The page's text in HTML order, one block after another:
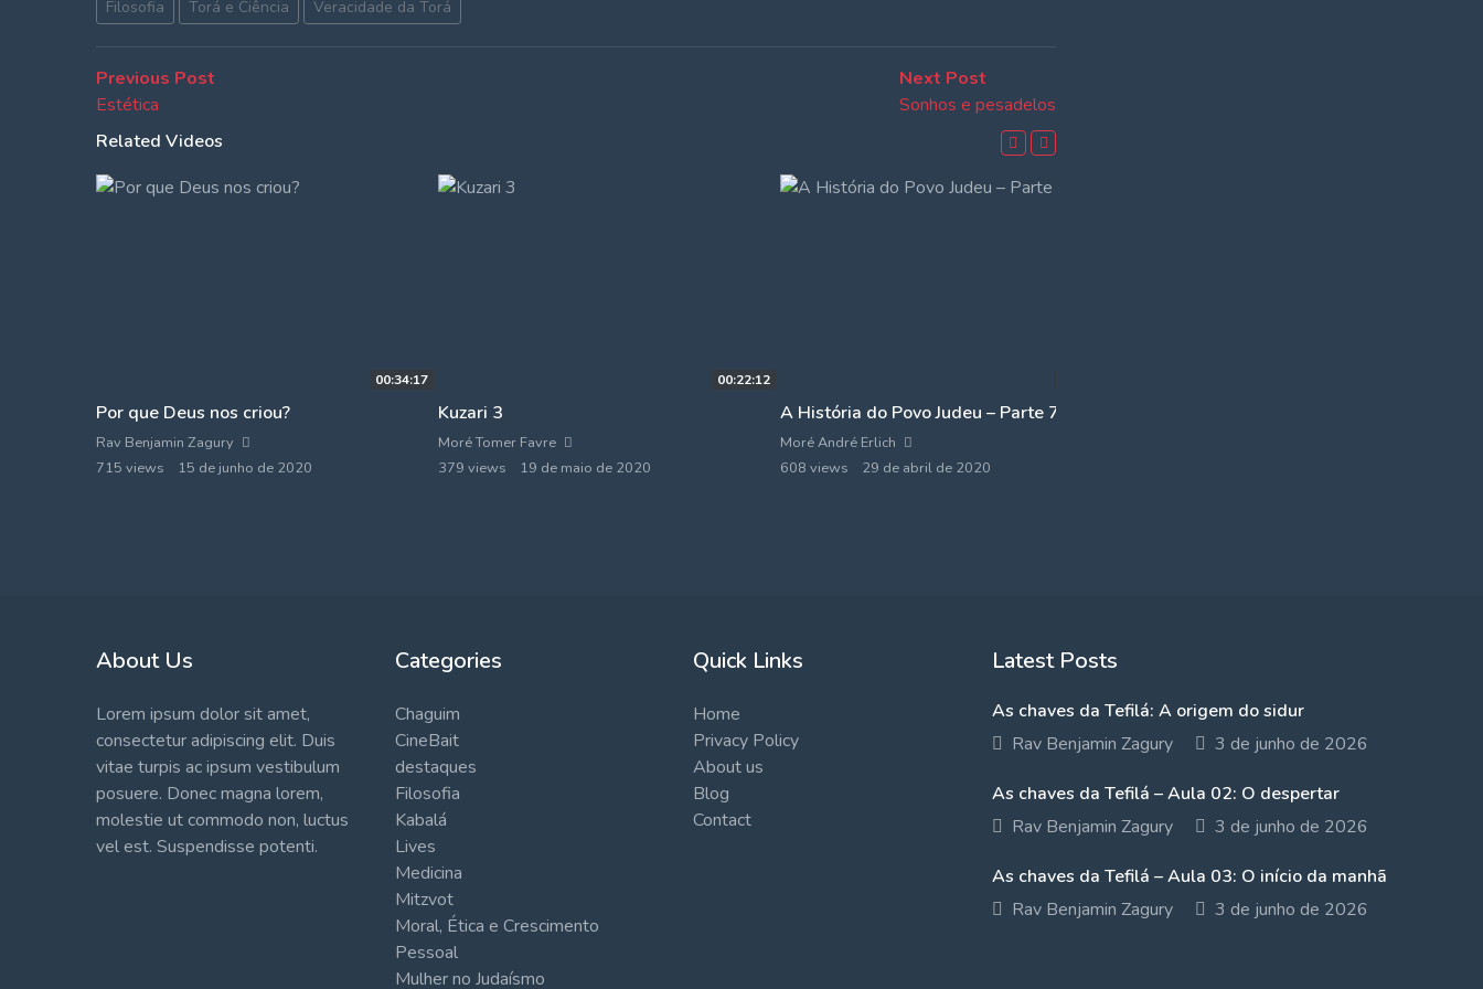
Filosofia Torá e Ciência Veracidade da Torá
Navegação
de
Post
Previous Post
Estética
Next Post
post:
Sonhos e pesadelos
Related Videos
00:34:17
Por que Deus nos criou?
Rav Benjamin Zagury
715 views
15 de junho de 2020
00:22:12
Kuzari 3
Moré Tomer Favre
379 views
19 de maio de 2020
A História do Povo Judeu – Parte 7
Moré André Erlich
608 views
29 de abril de 2020
About Us
Lorem ipsum dolor sit amet,
consectetur adipiscing elit. Duis
vitae turpis ac ipsum vestibulum
posuere. Donec magna lorem,
molestie ut commodo non, luctus
vel est. Suspendisse potenti.
Categories
Chaguim
CineBait
destaques
Filosofia
Kabalá
Lives
Medicina
Mitzvot
Moral, Ética e Crescimento
Pessoal
Mulher no Judaísmo
Quick Links
Home
Privacy Policy
About us
Blog
Contact
Latest Posts
As chaves da Tefilá: A origem do sidur
Rav Benjamin Zagury
3 de junho de 2026
As chaves da Tefilá – Aula 02: O despertar
Rav Benjamin Zagury
3 de junho de 2026
As chaves da Tefilá – Aula 03: O início da manhã
Rav Benjamin Zagury
3 de junho de 2026